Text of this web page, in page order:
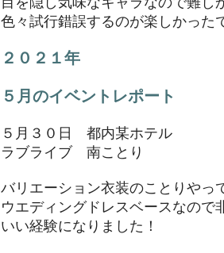
色々試行錯誤するのが楽しかった
２０２１年
５月のイベントレポート
​５月３０日 都内某ホテル
ラブライブ 南ことり
バリエーション衣装のことりやっ
ウエディングドレスベースなので
​いい経験になりました！